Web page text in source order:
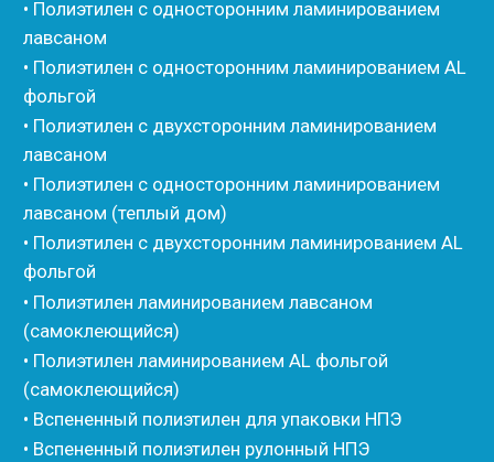
• K-flex
• Вспененный каучук
• Изоком Шнур
• Изоком Жгут
• Стенофлекс Шнур
• Подложка Тепофол НПЭ
• Подложка Пенолин НПЭ
• Подложка Мосфол НПЭ
• Жгут Изонел
• Шнур Изонел
• Жгут Тилит
• Шнур Тилит
• Гернитовый шнур
• Бентонитовый шнур
• Мат из вспененного полиэтилена Тепофол
• Трубная изоляция из вспененного полиэтилена
Тилит
• Трубная изоляция из вспененного полиэтилена